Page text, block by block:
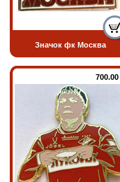
Значок фк Москва